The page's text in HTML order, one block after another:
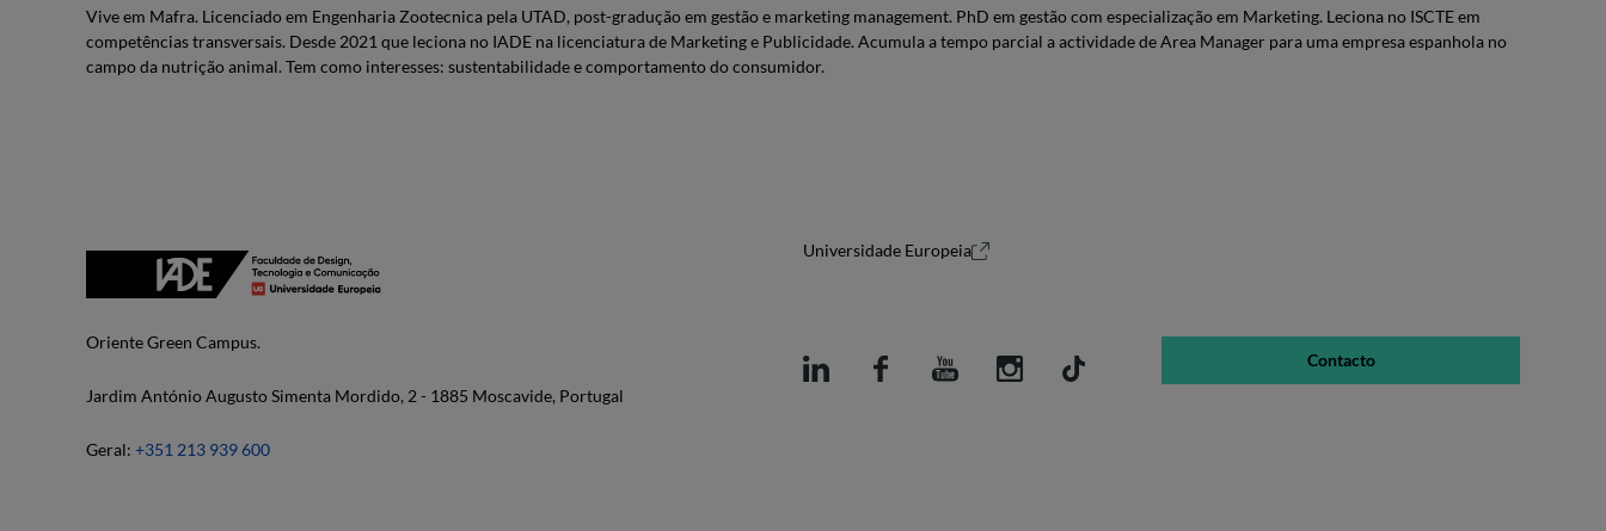
Vive em Mafra. Licenciado em Engenharia Zootecnica pela UTAD, post-gradução em gestão e marketing management. PhD em gestão com especialização em Marketing. Leciona no ISCTE em
competências transversais. Desde 2021 que leciona no IADE na licenciatura de Marketing e Publicidade. Acumula a tempo parcial a actividade de Area Manager para uma empresa espanhola no
campo da nutrição animal. Tem como interesses: sustentabilidade e comportamento do consumidor.
Oriente Green Campus.
Jardim António Augusto Simenta Mordido, 2 - 1885 Moscavide, Portugal
Geral: +351 213 939 600
Universidade Europeia
Contacto